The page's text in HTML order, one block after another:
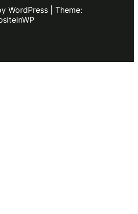
WordPress | Theme: